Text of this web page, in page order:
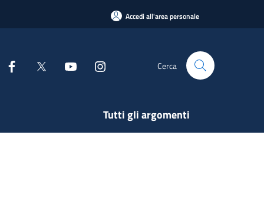
Accedi all'area personale
Cerca
Tutti gli argomenti